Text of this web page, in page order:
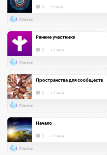
0 ~1 мин.
Статья
Ранние участники
0 < 1 мин.
Статья
Пространства для сообществ
0 < 1 мин.
Статья
Начало
3 < 1 мин.
Статья